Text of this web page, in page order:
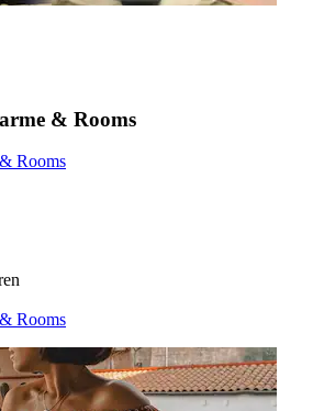
& Rooms
Rooms
Rooms